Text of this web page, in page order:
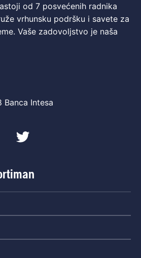
od 7 posvećenih radnika
vrhunsku podršku i savete za
Vaše zadovoljstvo je naša
Banca Intesa